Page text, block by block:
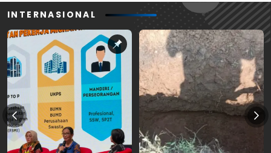
INTERNASIONAL